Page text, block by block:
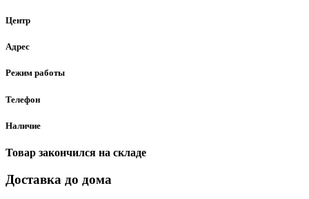
Центр
Адрес
Режим работы
Телефон
Наличие
Товар закончился на складе
Доставка до дома